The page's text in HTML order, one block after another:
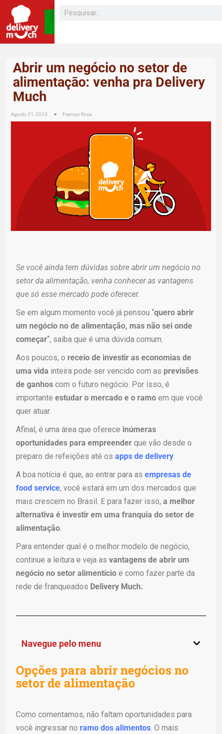
SEJA UM
Abrir um negócio no setor de
alimentação: venha pra Delivery
Much
Agosto 21, 2023 Francys Rosa
Se você ainda tem dúvidas sobre abrir um negócio no
setor da alimentação, venha conhecer as vantagens
que só esse mercado pode oferecer.
Se em algum momento você já pensou “quero abrir
um negócio no de alimentação, mas não sei onde
começar“, saiba que é uma dúvida comum.
Aos poucos, o receio de investir as economias de
uma vida inteira pode ser vencido com as previsões
de ganhos com o futuro negócio. Por isso, é
importante estudar o mercado e o ramo em que você
quer atuar.
Afinal, é uma área que oferece inúmeras
oportunidades para empreender que vão desde o
preparo de refeições até os apps de delivery
A boa notícia é que, ao entrar para as empresas de
food service, você estará em um dos mercados que
mais crescem no Brasil. E para fazer isso, a melhor
alternativa é investir em uma franquia do setor de
alimentação
Para entender qual é o melhor modelo de negócio,
continue a leitura e veja as vantagens de abrir um
negócio no setor alimentício e como fazer parte da
rede de franqueados Delivery Much.
Navegue pelo menu
Opções para abrir negócios no
setor de alimentação
Como comentamos, não faltam oportunidades para
você ingressar no ramo dos alimentos . O mais